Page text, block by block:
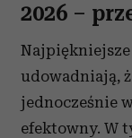
2026 –
udowadniają,
jednocześnie
efektowny. W